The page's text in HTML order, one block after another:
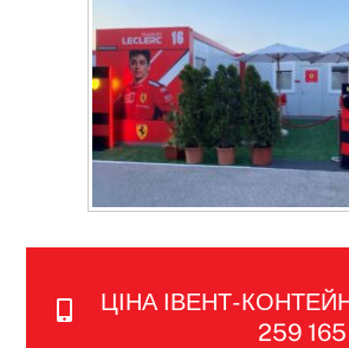
ЦІНА ІВЕНТ-
259 165